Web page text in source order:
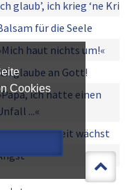
Cookies
glaub’, ich krieg ‘ne
für die Seele
haut nichts um!«
glaube an Gott!
ich hatte einen
...«
Ratlosigkeit wächst